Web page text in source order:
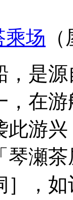
乘场
，是
，在游
此游兴
琴瀬
］，如